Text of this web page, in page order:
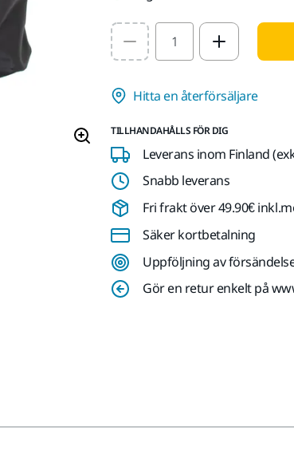
Select quantity value
Hitta en återförsäljare
TILLHANDAHÅLLS FÖR DIG
Leverans inom Finland
Snabb leverans
Fri frakt över 49.90€
Säker kortbetalning
Uppföljning av
Gör en retur enkelt på